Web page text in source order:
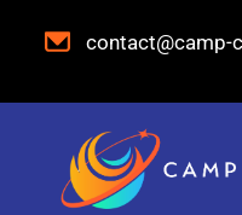
contact@camp-